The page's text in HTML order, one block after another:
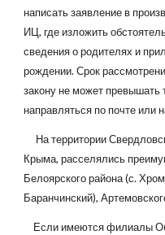
написать заявление в
ИЦ, где изложить
сведения о родителях и
рождении. Срок
закону не может
направляться по почте или
Крыма, расселялись
Белоярского района (с.
Баранчинский),